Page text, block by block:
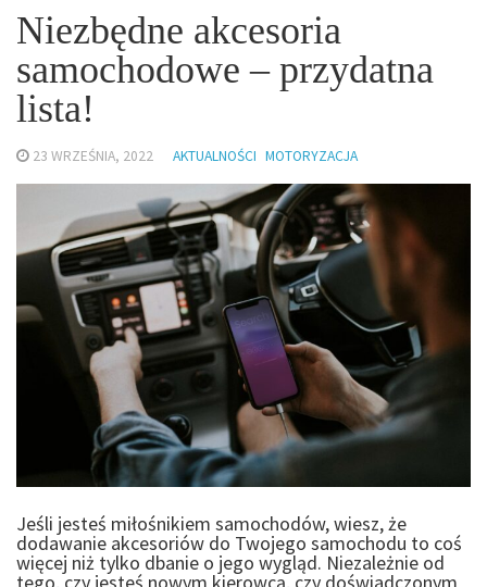
Niezbędne akcesoria
samochodowe – przydatna
lista!
23 WRZEŚNIA, 2022 AKTUALNOŚCI MOTORYZACJA
Jeśli jesteś miłośnikiem samochodów, wiesz, że
dodawanie akcesoriów do Twojego samochodu to coś
więcej niż tylko dbanie o jego wygląd. Niezależnie od
tego, czy jesteś nowym kierowcą, czy doświadczonym